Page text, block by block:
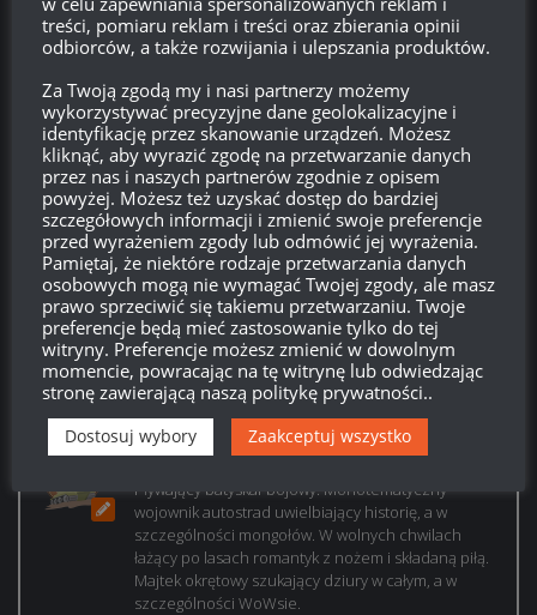
Naprawiono błąd, który na słabszych konfiguracjach
sprzętowych czasami powodował zawieszanie się gry
przy przechodzeniu do portu. Naprawiano błąd, który w
niektórych przypadkach skutkował odtwarzaniem
nieprawidłowych dźwięków wystrzałów.
Ponadto chcemy uczcić Księżycowy Nowy Rok, dlatego
wszyscy gracze, którzy wybrali Smoczy port, zobaczą
teraz nowy ekran ładowania z okolicznościowym
motywem.
Żródło: Portal WoWs
barula
Pływający batyskaf bojowy. Monotematyczny
wojownik autostrad uwielbiający historię, a w
szczególności mongołów. W wolnych chwilach
łażący po lasach romantyk z nożem i składaną piłą.
Majtek okrętowy szukający dziury w całym, a w
szczególności WoWsie.
treści, pomiaru reklam i treści oraz zbierania opinii
odbiorców, a także rozwijania i ulepszania produktów.
Za Twoją zgodą my i nasi partnerzy możemy
wykorzystywać precyzyjne dane geolokalizacyjne i
identyfikację przez skanowanie urządzeń. Możesz
kliknąć, aby wyrazić zgodę na przetwarzanie danych
przez nas i naszych partnerów zgodnie z opisem
powyżej. Możesz też uzyskać dostęp do bardziej
szczegółowych informacji i zmienić swoje preferencje
przed wyrażeniem zgody lub odmówić jej wyrażenia.
Pamiętaj, że niektóre rodzaje przetwarzania danych
osobowych mogą nie wymagać Twojej zgody, ale masz
prawo sprzeciwić się takiemu przetwarzaniu. Twoje
preferencje będą mieć zastosowanie tylko do tej
witryny. Preferencje możesz zmienić w dowolnym
momencie, powracając na tę witrynę lub odwiedzając
stronę zawierającą naszą politykę prywatności..
Dostosuj wybory Zaakceptuj wszystko